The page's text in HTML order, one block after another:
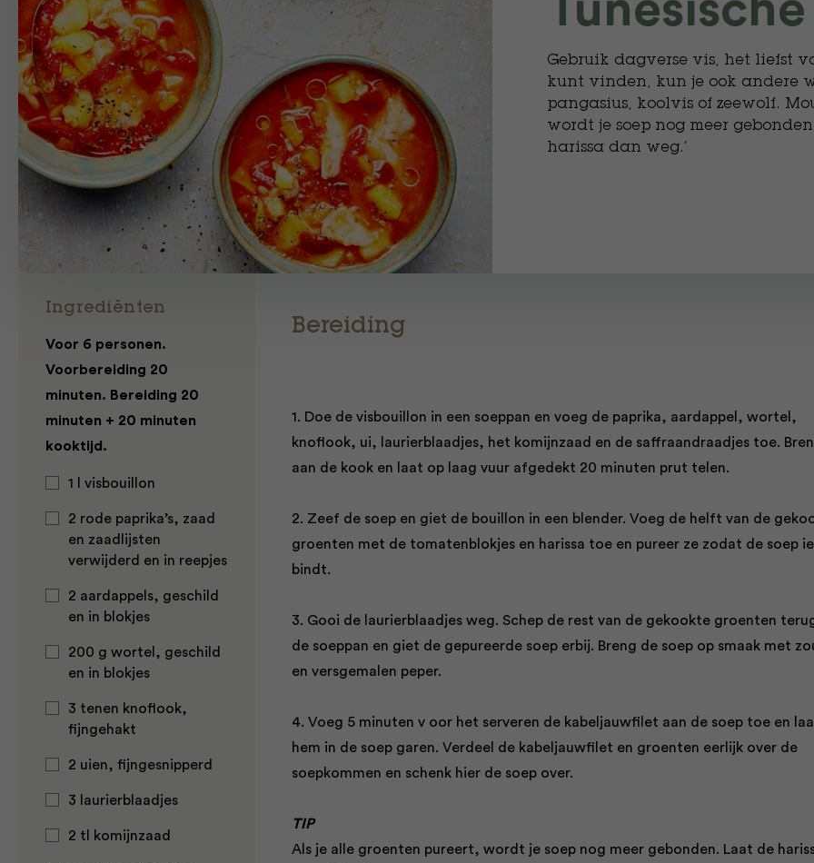
Gebruik dagverse vis, het liefst
kunt vinden, kun je ook andere
pangasius, koolvis of zeewolf.
wordt je soep nog meer
harissa dan weg.’
Ingrediënten
Voor 6 personen.
Voorbereiding 20
minuten. Bereiding 20
minuten + 20 minuten
kooktijd.
1 l visbouillon
2 rode paprika’s, zaad
en zaadlijsten
verwijderd en in reepjes
2 aardappels, geschild
en in blokjes
200 g wortel, geschild
en in blokjes
3 tenen knoflook,
fijngehakt
2 uien, fijngesnipperd
3 laurierblaadjes
2 tl komijnzaad
Bereiding
1. Doe de visbouillon in een soeppan en voeg de paprika, aardappel, wortel,
knoflook, ui, laurierblaadjes, het komijnzaad en de saffraandraadjes toe.
aan de kook en laat op laag vuur afgedekt 20 minuten prut telen.
2. Zeef de soep en giet de bouillon in een blender. Voeg de helft van de
groenten met de tomatenblokjes en harissa toe en pureer ze zodat de soep
bindt.
3. Gooi de laurierblaadjes weg. Schep de rest van de gekookte groenten
de soeppan en giet de gepureerde soep erbij. Breng de soep op smaak met
en versgemalen peper.
4. Voeg 5 minuten v oor het serveren de kabeljauwfilet aan de soep toe en
hem in de soep garen. Verdeel de kabeljauwfilet en groenten eerlijk over de
soepkommen en schenk hier de soep over.
TIP
Als je alle groenten pureert, wordt je soep nog meer gebonden. Laat de